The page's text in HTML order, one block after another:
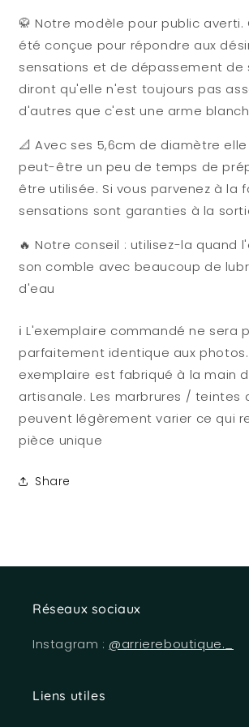
🥋 Notre modèle pour public averti.
été conçue pour répondre aux
sensations et de dépassement de
diront qu'elle n'est toujours pas
d'autres que c'est une arme
📐 Avec ses 5,6cm de diamètre
peut-être un peu de temps de
être utilisée. Si vous parvenez à la
sensations sont garanties à la
🔥 Notre conseil : utilisez-la quand
son comble avec beaucoup de
d'eau
ℹ️ L'exemplaire commandé ne sera
parfaitement identique aux
exemplaire est fabriqué à la main
artisanale. Les marbrures / teintes
peuvent légèrement varier ce qui
pièce unique
Share
Réseaux sociaux
Instagram : @arriereboutique._
Liens utiles